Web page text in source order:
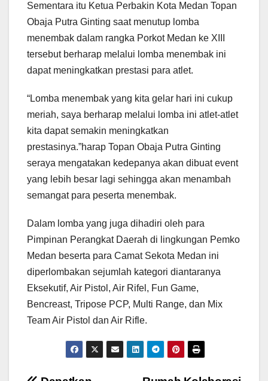
Sementara itu Ketua Perbakin Kota Medan Topan
Obaja Putra Ginting saat menutup lomba
menembak dalam rangka Porkot Medan ke XIII
tersebut berharap melalui lomba menembak ini
dapat meningkatkan prestasi para atlet.
“Lomba menembak yang kita gelar hari ini cukup
meriah, saya berharap melalui lomba ini atlet-atlet
kita dapat semakin meningkatkan
prestasinya.”harap Topan Obaja Putra Ginting
seraya mengatakan kedepanya akan dibuat event
yang lebih besar lagi sehingga akan menambah
semangat para peserta menembak.
Dalam lomba yang juga dihadiri oleh para
Pimpinan Perangkat Daerah di lingkungan Pemko
Medan beserta para Camat Sekota Medan ini
diperlombakan sejumlah kategori diantaranya
Eksekutif, Air Pistol, Air Rifel, Fun Game,
Bencreast, Tripose PCP, Multi Range, dan Mix
Team Air Pistol dan Air Rifle.